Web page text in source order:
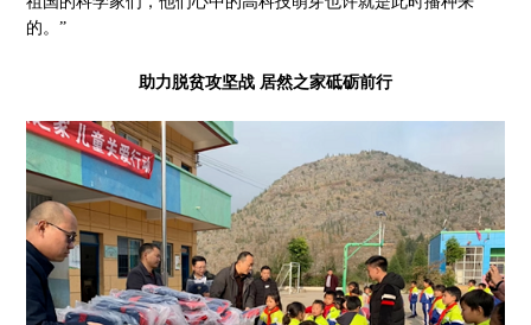
的。”
助力脱贫攻坚战 居然之家砥砺前行